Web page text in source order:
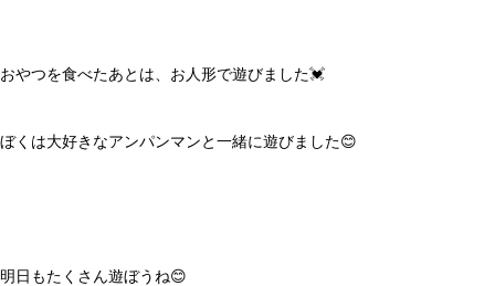
おやつを食べたあとは、お人形で遊びました💓
ぼくは大好きなアンパンマンと一緒に遊びました😊
明日もたくさん遊ぼうね😊